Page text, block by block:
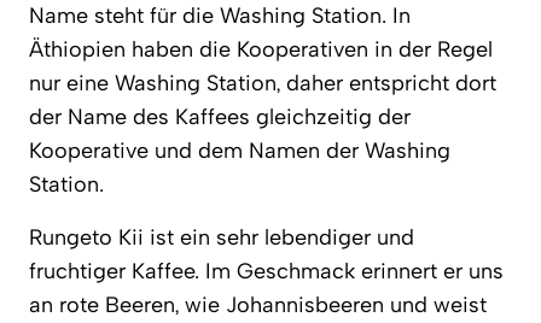
Name steht für die Washing Station. In
Äthiopien haben die Kooperativen in der Regel
nur eine Washing Station, daher entspricht dort
der Name des Kaffees gleichzeitig der
Kooperative und dem Namen der Washing
Station.
Rungeto Kii ist ein sehr lebendiger und
fruchtiger Kaffee. Im Geschmack erinnert er uns
an rote Beeren, wie Johannisbeeren und weist